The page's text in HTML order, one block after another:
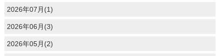
2026年07月(1)
2026年06月(3)
2026年05月(2)